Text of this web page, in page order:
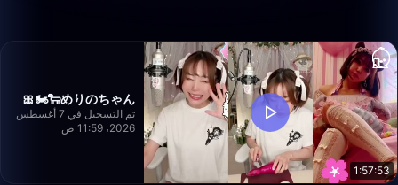
1:57:53
めりのちゃん🐑🏍️🎀
تم التسجيل في 7 أغسطس
2026، 11:59 ص